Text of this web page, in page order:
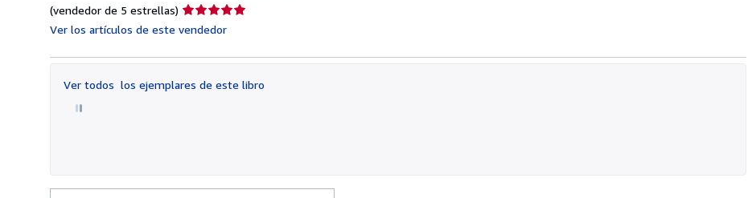
(vendedor de 5 estrellas) Calificación
5
5
Ver los artículos de este vendedor
Ver todos los ejemplares de este libro